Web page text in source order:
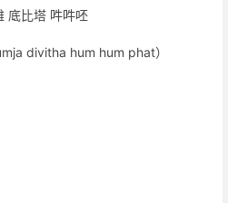
底比塔 吽吽呸
divitha hum hum phat）